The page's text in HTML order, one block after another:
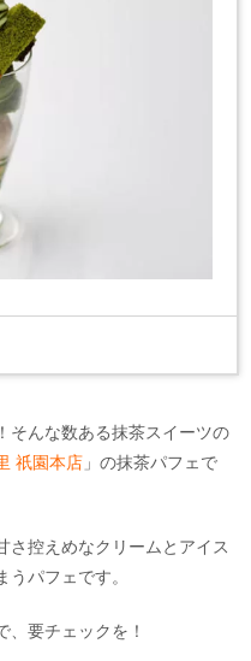
そんな数ある抹茶スイーツの
祇園本店 」の抹茶パフェで
さ控えめなクリームとアイス
パフェです。
要チェックを！